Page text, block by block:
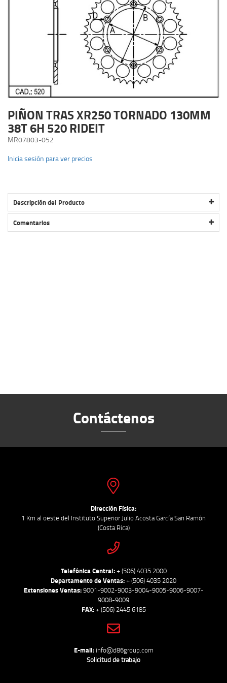
PIÑON TRAS XR250 TORNADO 130MM
38T 6H 520 RIDEIT
MR07803-052
Inicia sesión para ver precios
Descripción del Producto
PIÑON TRAS XR250 TORNADO 130MM 38T 6H 520 RIDEIT
Comentarios
Contáctenos
Dirección Física:
1 Km al oeste del Instituto Superior Julio Acosta García San Ramón
(Costa Rica)
Telefónica Central:+ (506) 4035 2000
Departamento de Ventas:+ (506) 4035 2020
Extensiones Ventas:9001-9002-9003-9004-9005-9006-9007-
9008-9009
FAX:+ (506) 2445 6185
E-mail: info@d86group.com
Solicitud de trabajo